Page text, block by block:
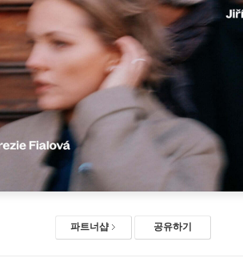
파트너샵 공유하기